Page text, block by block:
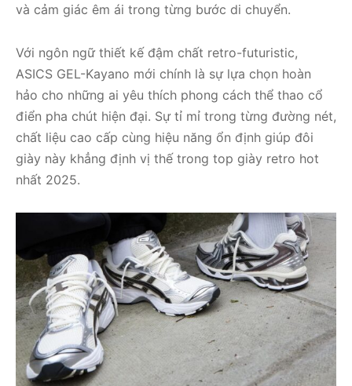
và cảm giác êm ái trong từng bước di chuyển.
Với ngôn ngữ thiết kế đậm chất retro-futuristic,
ASICS GEL-Kayano mới chính là sự lựa chọn hoàn
hảo cho những ai yêu thích phong cách thể thao cổ
điển pha chút hiện đại. Sự tỉ mỉ trong từng đường nét,
chất liệu cao cấp cùng hiệu năng ổn định giúp đôi
giày này khẳng định vị thế trong top giày retro hot
nhất 2025.